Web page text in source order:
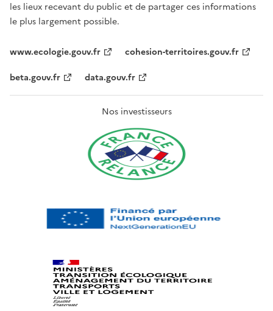
les lieux recevant du public et de partager ces informations
le plus largement possible.
www.ecologie.gouv.fr
cohesion-territoires.gouv.fr
beta.gouv.fr
data.gouv.fr
Nos investisseurs